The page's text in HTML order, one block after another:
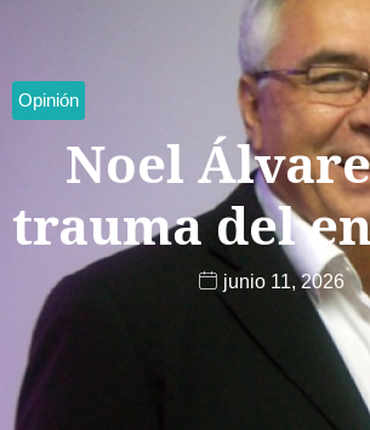
Opinión
Noel
trauma del
junio 11, 2026